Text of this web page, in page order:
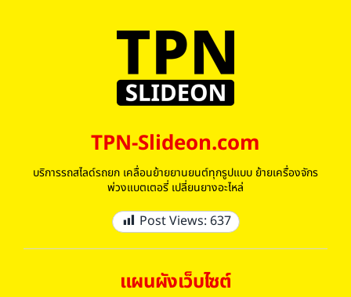
TPN-Slideon.com
บริการรถสไลด์รถยก เคลื่อนย้ายยานยนต์ทุกรูปแบบ ย้ายเครื่องจักร
พ่วงแบตเตอรี่ เปลี่ยนยางอะไหล่
Post Views: 637
แผนผังเว็บไซต์